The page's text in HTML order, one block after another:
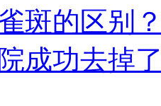
斑的区别
成功去掉